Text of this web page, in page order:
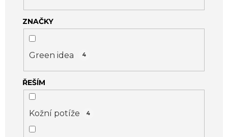
ZNAČKY
Green idea 4
ŘEŠÍM
Kožní potíže 4